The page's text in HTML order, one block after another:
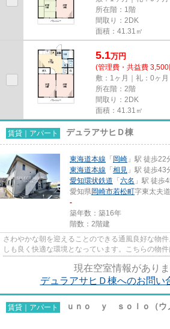
所在階：1階
間取り：2DK
面積：41.31㎡
5.1万円
(管理費・共益費
敷：1ヶ月｜礼：0ヶ月
所在階：2階
間取り：2DK
面積：41.31㎡
賃貸｜アパート デュラアサヒＤ棟
東海道本線 「 岡崎 」駅 徒歩22
東海道本線 「 相見 」駅 徒歩43
愛知環状鉄道 「 六名 」駅 徒歩
愛知県岡崎市若松町字東太夫
-
築年数：築16年
階数：2階建
さわやかな朝を迎えることのできる通風良好な物
しも良く快適な環境となっています。こちらの物
現在空室情報がありま
デュラアサヒＤ棟へのお問い
賃貸｜アパート ｕｎｏ ｙ ｓｏｌｏ（